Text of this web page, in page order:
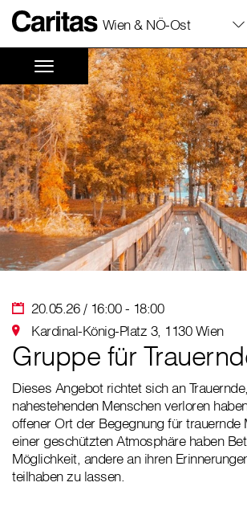
Wien & NÖ-Ost
20.05.26 / 16:00 - 18:00
Kardinal-König-Platz 3, 1130 Wien
Gruppe für
Dieses Angebot richtet sich an
nahestehenden Menschen verloren
offener Ort der Begegnung für trauernde
einer geschützten Atmosphäre haben
Möglichkeit, andere an ihren
teilhaben zu lassen.